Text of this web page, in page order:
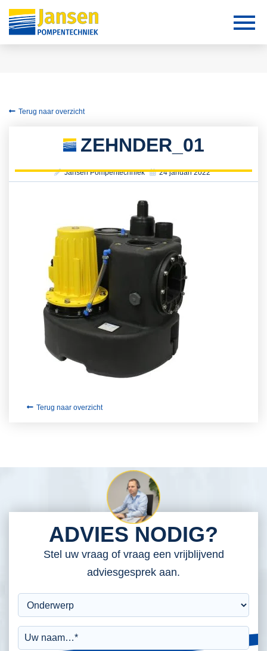
Terug naar overzicht
ZEHNDER_01
Jansen Pompentechniek 24 januari 2022
Terug naar overzicht
ADVIES NODIG?
Stel uw vraag of vraag een vrijblijvend
adviesgesprek aan.